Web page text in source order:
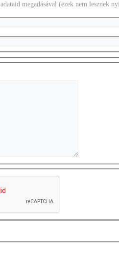
megadásával (ezek nem lesznek